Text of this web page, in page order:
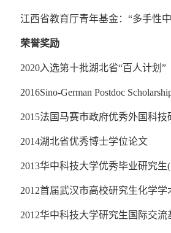
江西省教育厅青年基金：“多手性
荣誉奖励
2020入选第十批湖北省“百人计划”
2016Sino-German Postdoc
2015法国马赛市政府优秀外国科技
2014湖北省优秀博士学位论文
2013华中科技大学优秀毕业研究生
2012首届武汉市高校研究生化学
2012华中科技大学研究生国际交